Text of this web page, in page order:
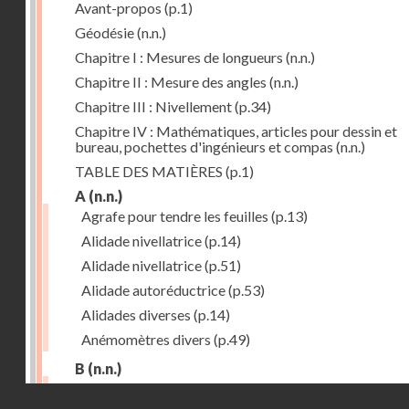
Avant-propos (p.1)
Géodésie(n.n.)
Chapitre I : Mesures de longueurs (n.n.)
Chapitre II : Mesure des angles (n.n.)
Chapitre III : Nivellement(p.34)
Chapitre IV : Mathématiques, articles pour dessin et
bureau, pochettes d'ingénieurs et compas (n.n.)
TABLE DES MATIÈRES (p.1)
A (n.n.)
Agrafe pour tendre les feuilles (p.13)
Alidade nivellatrice(p.14)
Alidade nivellatrice(p.51)
Alidade autoréductrice(p.53)
Alidades diverses (p.14)
Anémomètres divers (p.49)
B (n.n.)
Barème graphique(p.53)